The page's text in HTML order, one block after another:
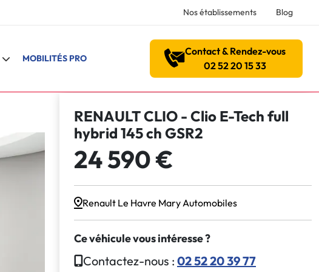
Nos établissements Blog
MOBILITÉS PRO
Contact & Rendez-vous
02 52 20 15 33
RENAULT CLIO - Clio E-Tech full
hybrid 145 ch GSR2
24 590 €
Renault Le Havre Mary Automobiles
Ce véhicule vous intéresse ?
Contactez-nous : 02 52 20 39 77